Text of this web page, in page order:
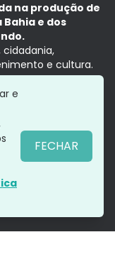
na produção de
e dos
cidadania,
e cultura.
presente,
e
FECHAR